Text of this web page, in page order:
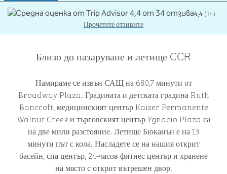
4,4(34)
Прочетете отзивите
Близо до пазаруване и летище CCR
Намираме се извън САЩ на 680,7 минути от
Broadway Plaza. Градината и детската градина Ruth
Bancroft, медицинският център Kaiser Permanente
Walnut Creek и търговският център Ygnacio Plaza са
на две мили разстояние. Летище Бюканън е на 13
минути път с кола. Насладете се на нашия открит
басейн, спа център, 24-часов фитнес център и хранене
на място с открит вътрешен двор.